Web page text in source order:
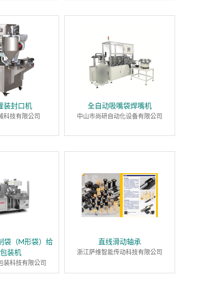
装封口机
科技有限公司
全自动吸嘴袋焊嘴机
中山市尚研自动化设备有限公司
袋（M形袋）给
装机
装科技有限公司
直线滑动轴承
浙江萨维智能传动科技有限公司